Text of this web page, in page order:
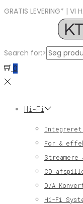
GRATIS LEVERING* | VI
Search for:>
0
Hi-Fi
For &
Streamere
CD
D/A
Hi-Fi